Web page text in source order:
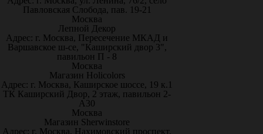
Павловская Слобода, пав. 19-21
Москва
Лепной Декор
Адрес: г. Москва, Пересечение МКАД и
Варшавское ш-се, "Каширский двор 3",
павильон П - 8
Москва
Магазин Holicolors
Адрес: г. Москва, Каширское шоссе, 19 к.1
ТК Каширский Двор, 2 этаж, павильон 2-
А30
Москва
Магазин Sherwinstore
Адрес: г. Москва, Нахимовский проспект,